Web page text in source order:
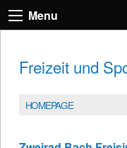
Menu
Freizeit und
HOMEPAGE